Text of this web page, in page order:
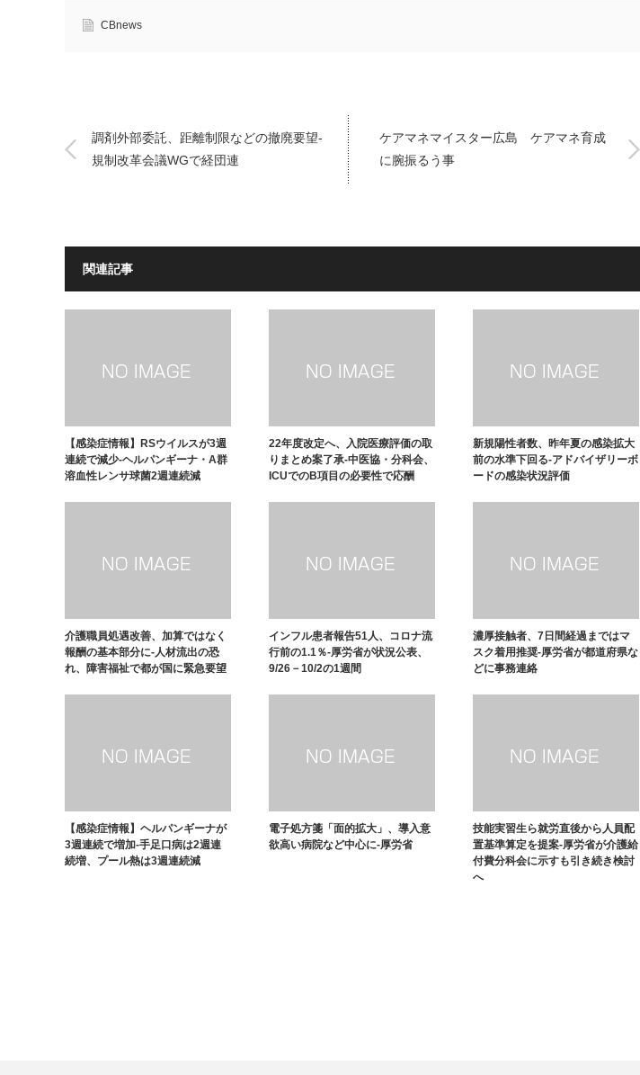
CBnews
調剤外部委託、距離制限などの撤廃要望-
規制改革会議WGで経団連
ケアマネマイスター広島 ケアマネ育成
に腕振るう事
関連記事
【感染症情報】RSウイルスが3週
連続で減少-ヘルパンギーナ・A群
溶血性レンサ球菌2週連続減
22年度改定へ、入院医療評価の取
りまとめ案了承-中医協・分科会、
ICUでのB項目の必要性で応酬
新規陽性者数、昨年夏の感染拡大
前の水準下回る-アドバイザリーボ
ードの感染状況評価
介護職員処遇改善、加算ではなく
報酬の基本部分に-人材流出の恐
れ、障害福祉で都が国に緊急要望
インフル患者報告51人、コロナ流
行前の1.1％-厚労省が状況公表、
9/26－10/2の1週間
濃厚接触者、7日間経過まではマ
スク着用推奨-厚労省が都道府県な
どに事務連絡
【感染症情報】ヘルパンギーナが
3週連続で増加-手足口病は2週連
続増、プール熱は3週連続減
電子処方箋「面的拡大」、導入意
欲高い病院など中心に-厚労省
技能実習生ら就労直後から人員配
置基準算定を提案-厚労省が介護給
付費分科会に示すも引き続き検討
へ